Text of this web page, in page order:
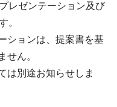
レゼンテーション及び
。
、提案書を基
せん。
は別途お知らせしま